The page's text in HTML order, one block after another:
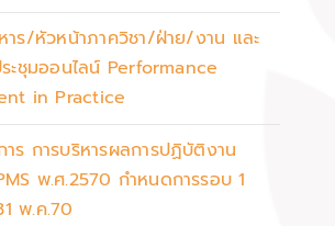
ร/หัวหน้าภาควิชา/ฝ่าย/งาน และ
ะชุมออนไลน์ Performance
in Practice
ร การบริหารผลการปฏิบัติงาน
พ.ศ.2570 กำหนดการรอบ 1
พ.ค.70